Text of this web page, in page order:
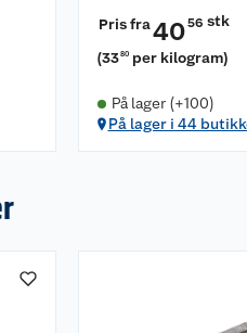
Pris fra4056 stk
(3380 per kilogram)
På lager (+100)
På lager i 44